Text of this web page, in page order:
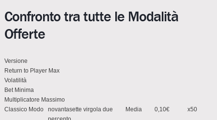
Confronto tra tutte le Modalità
Offerte
Versione
Return to Player Max
Volatilità
Bet Minima
Multiplicatore Massimo
Classico Modo
novantasette virgola due
Media 0,10€ x50